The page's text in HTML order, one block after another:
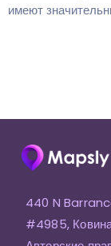
имеют
440 N
#4985,